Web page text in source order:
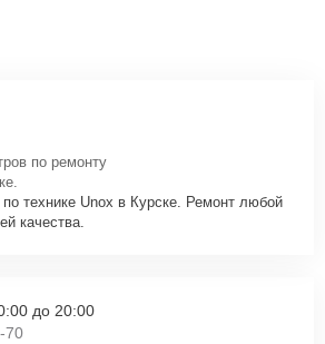
по ремонту
технике Unox в Курске. Ремонт любой
качества.
до 20:00
70